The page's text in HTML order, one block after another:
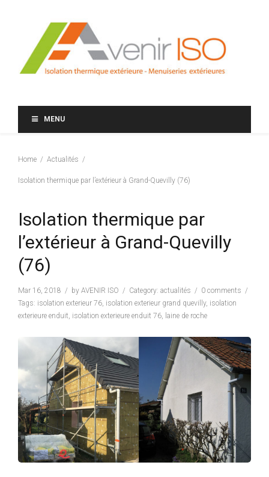
MENU
Home Actualités
Isolation thermique par l’extérieur à Grand-Quevilly (76)
Isolation thermique par
l’extérieur à Grand-Quevilly
(76)
Mar 16, 2018 by AVENIR ISO Category: actualités
0 comments
Tags: isolation exterieur 76, isolation exterieur grand quevilly, isolation
exterieure enduit, isolation exterieure enduit 76, laine de roche